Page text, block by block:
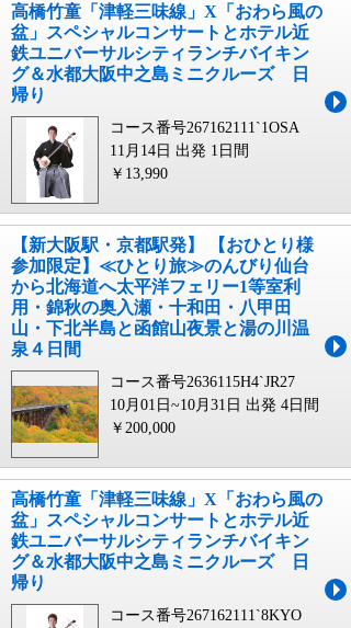
高橋竹童「津軽三味線」X「おわら風の
盆」スペシャルコンサートとホテル近
鉄ユニバーサルシティランチバイキン
グ＆水都大阪中之島ミニクルーズ 日
帰り
コース番号267162111`1OSA
11月14日 出発 1日間
￥13,990
【新大阪駅・京都駅発】 【おひとり様
参加限定】≪ひとり旅≫のんびり仙台
から北海道へ太平洋フェリー1等室利
用・錦秋の奥入瀬・十和田・八甲田
山・下北半島と函館山夜景と湯の川温
泉４日間
コース番号2636115H4`JR27
10月01日~10月31日 出発 4日間
￥200,000
高橋竹童「津軽三味線」X「おわら風の
盆」スペシャルコンサートとホテル近
鉄ユニバーサルシティランチバイキン
グ＆水都大阪中之島ミニクルーズ 日
帰り
コース番号267162111`8KYO